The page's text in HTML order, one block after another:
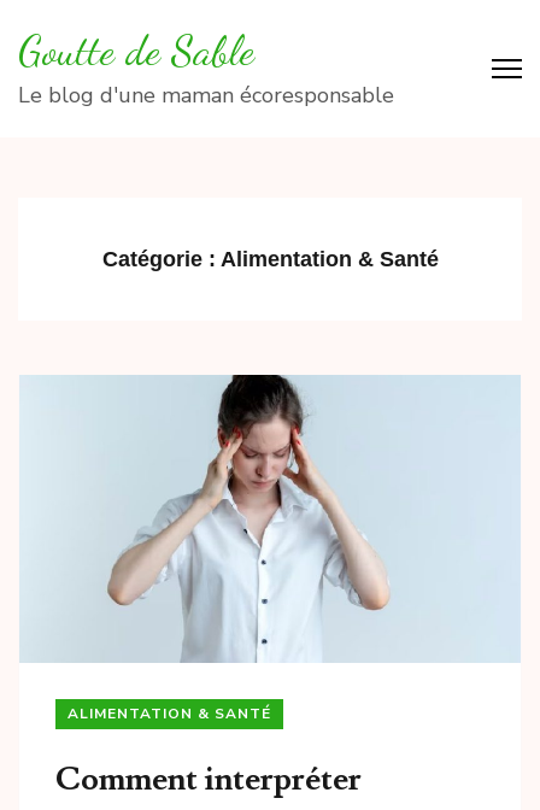
au
contenu
Goutte de Sable
Le blog d'une maman écoresponsable
Catégorie : Alimentation & Santé
ALIMENTATION & SANTÉ
Comment interpréter